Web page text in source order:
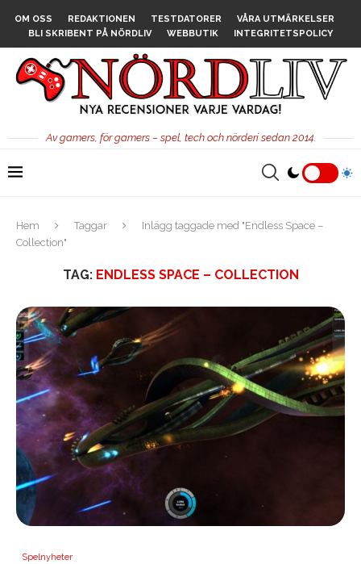
OM OSS REDAKTIONEN TESTDATORER
VÅRA UTMÄRKELSER
BLI SKRIBENT PÅ NÖRDLIV
WEBBUTIK INTEGRITETSPOLICY
Av gamers, för gamers – spel, tech och nörderi sedan 2014.
Hem Taggar
Inlägg taggade med "Endless Space –
Collection"
TAG: ENDLESS SPACE – COLLECTION
Spelnyheter